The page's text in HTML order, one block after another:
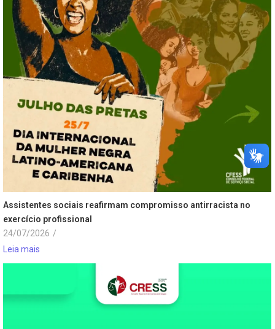
Assistentes sociais reafirmam compromisso antirracista no
exercício profissional
24/07/2026 /
Leia mais